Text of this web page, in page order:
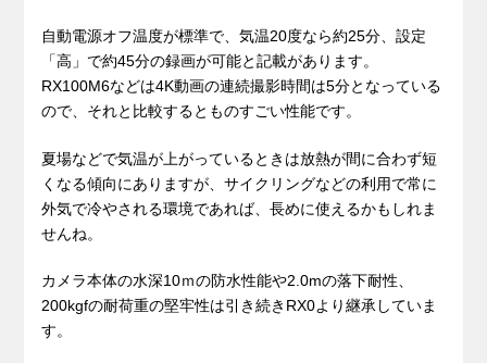
自動電源オフ温度が標準で、気温20度なら約25分、設定
「高」で約45分の録画が可能と記載があります。
RX100M6などは4K動画の連続撮影時間は5分となっている
ので、それと比較するとものすごい性能です。
夏場などで気温が上がっているときは放熱が間に合わず短
くなる傾向にありますが、サイクリングなどの利用で常に
外気で冷やされる環境であれば、長めに使えるかもしれま
せんね。
カメラ本体の水深10ｍの防水性能や2.0mの落下耐性、
200kgfの耐荷重の堅牢性は引き続きRX0より継承していま
す。